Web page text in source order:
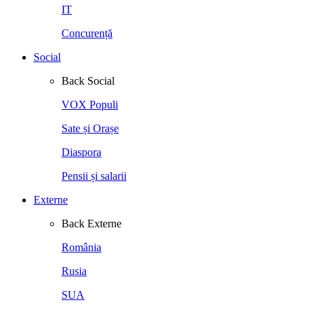
IT
Concurență
Social
Back Social
VOX Populi
Sate și Orașe
Diaspora
Pensii și salarii
Externe
Back Externe
România
Rusia
SUA